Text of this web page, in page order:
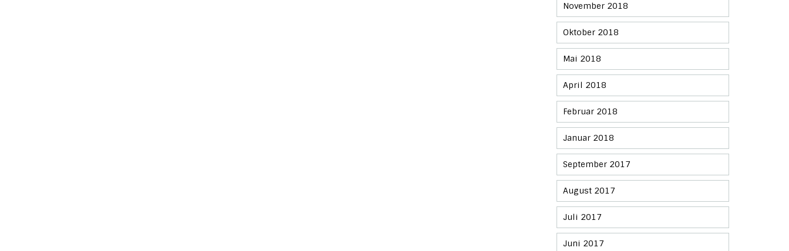
November 2018
Oktober 2018
Mai 2018
April 2018
Februar 2018
Januar 2018
September 2017
August 2017
Juli 2017
Juni 2017